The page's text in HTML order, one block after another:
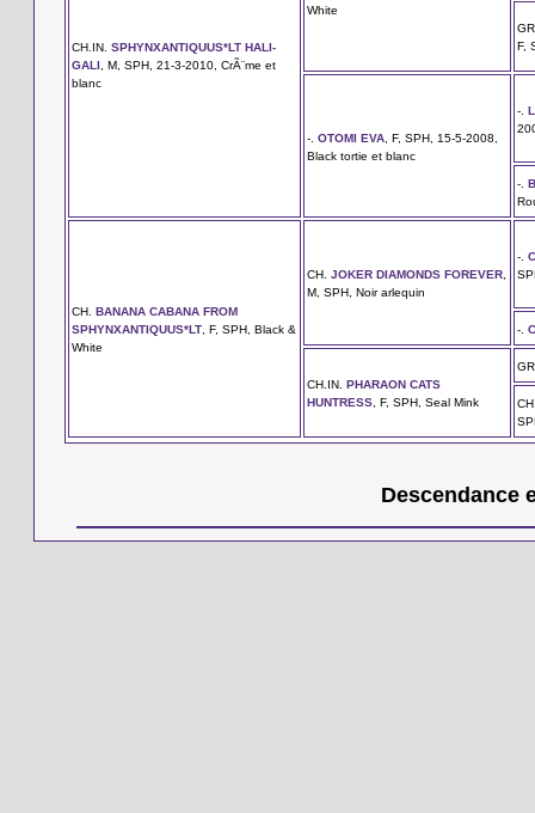
CH.IN. SPHYNXANTIQUUS*LT HALI-
GALI , M, SPH, 21-3-2010, CrÃ¨me et
blanc
White
F,
-. OTOMI EVA , F, SPH, 15-5-2008,
Black tortie et blanc
-.
-.
CH. BANANA CABANA FROM
SPHYNXANTIQUUS*LT , F, SPH, Black &
White
CH. JOKER DIAMONDS FOREVER
M, SPH, Noir arlequin
-.
-.
CH.IN. PHARAON CATS
HUNTRESS , F, SPH, Seal Mink
Descendance